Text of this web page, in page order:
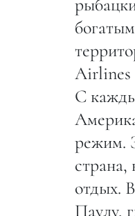
Airlines
С
режим.
страна,
отдых.
Паулу,